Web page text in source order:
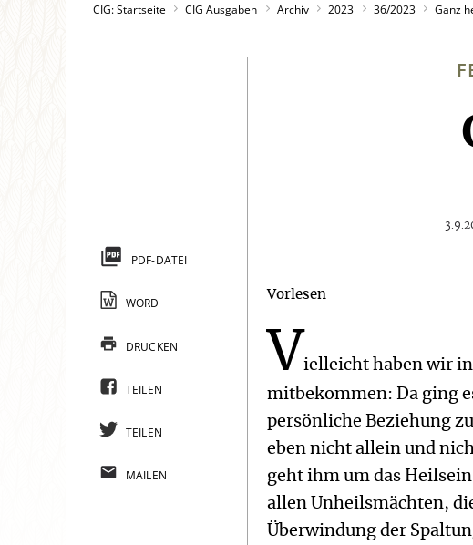
CIG: Startseite CIG Ausgaben Archiv 2023 36/2023 Ganz
Vorlesen
Vielleicht haben wir
mitbekommen: Da ging
persönliche Beziehung
eben nicht allein und
geht ihm um das
allen Unheilsmächten,
Überwindung der
PDF-DATEI
WORD
DRUCKEN
TEILEN
TEILEN
MAILEN